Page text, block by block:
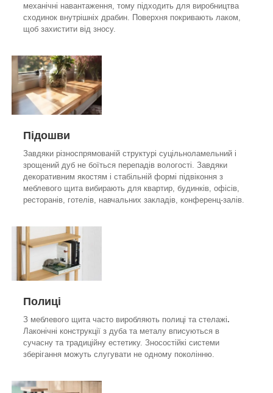
механічні навантаження, тому підходить для виробництва
сходинок внутрішніх драбин. Поверхня покривають лаком,
щоб захистити від зносу.
Підошви
Завдяки різноспрямованій структурі суцільноламельний і
зрощений дуб не боїться перепадів вологості. Завдяки
декоративним якостям і стабільній формі підвіконня з
меблевого щита вибирають для квартир, будинків, офісів,
ресторанів, готелів, навчальних закладів, конференц-залів.
Полиці
З меблевого щита часто виробляють полиці та стелажі.
Лаконічні конструкції з дуба та металу вписуються в
сучасну та традиційну естетику. Зносостійкі системи
зберігання можуть слугувати не одному поколінню.